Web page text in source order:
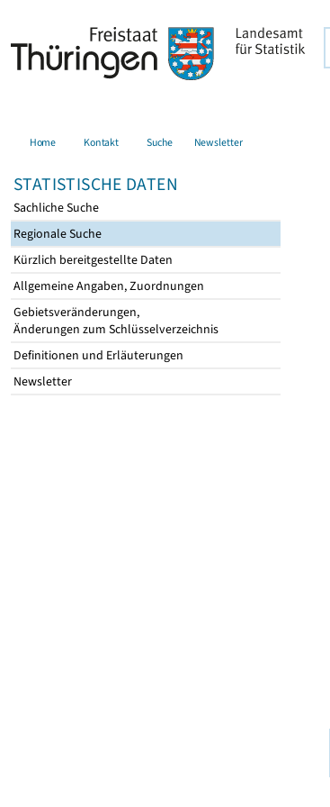
Home Kontakt Suche Newsletter
STATISTISCHE DATEN
Sachliche Suche
Regionale Suche
Kürzlich bereitgestellte Daten
Allgemeine Angaben, Zuordnungen
Gebietsveränderungen,
Änderungen zum Schlüsselverzeichnis
Definitionen und Erläuterungen
Newsletter